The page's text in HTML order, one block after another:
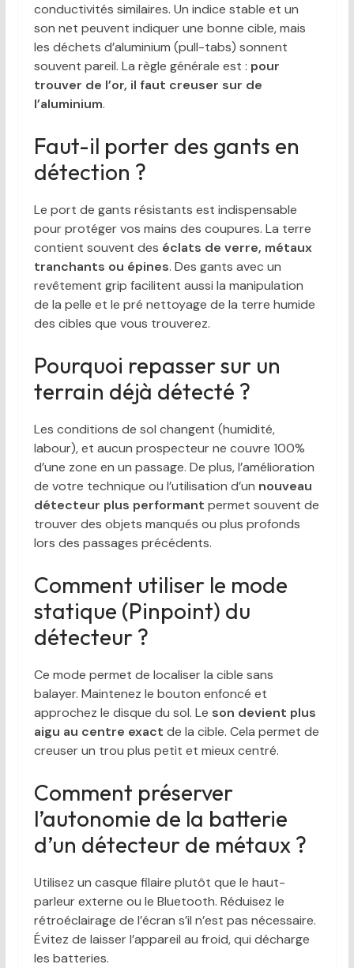
conductivités similaires. Un indice stable et un
son net peuvent indiquer une bonne cible, mais
les déchets d’aluminium (pull-tabs) sonnent
souvent pareil. La règle générale est : pour
trouver de l’or, il faut creuser sur de
l’aluminium.
Faut-il porter des gants en
détection ?
Le port de gants résistants est indispensable
pour protéger vos mains des coupures. La terre
contient souvent des éclats de verre, métaux
tranchants ou épines. Des gants avec un
revêtement grip facilitent aussi la manipulation
de la pelle et le pré nettoyage de la terre humide
des cibles que vous trouverez.
Pourquoi repasser sur un
terrain déjà détecté ?
Les conditions de sol changent (humidité,
labour), et aucun prospecteur ne couvre 100%
d’une zone en un passage. De plus, l’amélioration
de votre technique ou l’utilisation d’un nouveau
détecteur plus performant permet souvent de
trouver des objets manqués ou plus profonds
lors des passages précédents.
Comment utiliser le mode
statique (Pinpoint) du
détecteur ?
Ce mode permet de localiser la cible sans
balayer. Maintenez le bouton enfoncé et
approchez le disque du sol. Le son devient plus
aigu au centre exact de la cible. Cela permet de
creuser un trou plus petit et mieux centré.
Comment préserver
l’autonomie de la batterie
d’un détecteur de métaux ?
Utilisez un casque filaire plutôt que le haut-
parleur externe ou le Bluetooth. Réduisez le
rétroéclairage de l’écran s’il n’est pas nécessaire.
Évitez de laisser l’appareil au froid, qui décharge
les batteries.